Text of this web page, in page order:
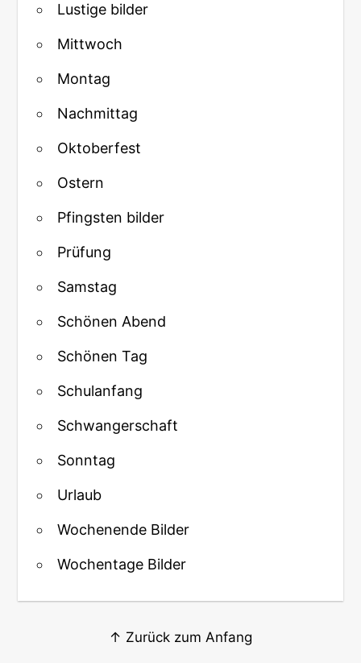
Lustige bilder
Mittwoch
Montag
Nachmittag
Oktoberfest
Ostern
Pfingsten bilder
Prüfung
Samstag
Schönen Abend
Schönen Tag
Schulanfang
Schwangerschaft
Sonntag
Urlaub
Wochenende Bilder
Wochentage Bilder
↑ Zurück zum Anfang